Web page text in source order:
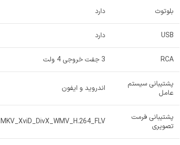
بلوتوث دارد
USB دارد
RCA 3 جفت خروجی 4 ولت
پشتیبانی سیستم
عامل
اندروید و ایفون
پشتیبانی فرمت
تصویری
MKV_XviD_DivX_WMV_H.264_FLV